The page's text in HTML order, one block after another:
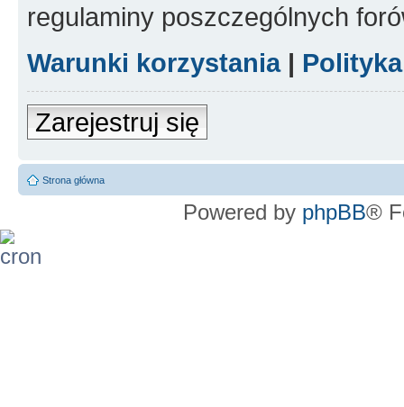
regulaminy poszczególnych
Warunki korzystania|
Zarejestruj się
Strona główna
Powered by phpBB®